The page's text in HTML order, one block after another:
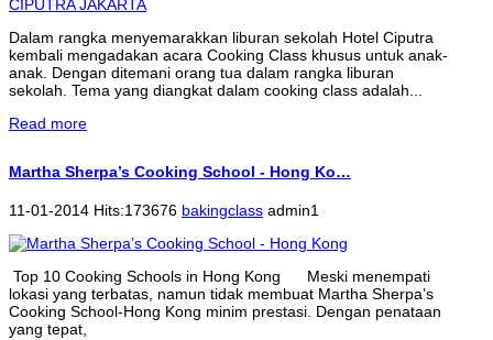
Dalam rangka menyemarakkan liburan sekolah Hotel Ciputra
kembali mengadakan acara Cooking Class khusus untuk anak-
anak. Dengan ditemani orang tua dalam rangka liburan
sekolah. Tema yang diangkat dalam cooking class adalah...
Read more
Martha Sherpa’s Cooking School - Hong Ko…
11-01-2014 Hits:173676 bakingclass admin1
Top 10 Cooking Schools in Hong Kong Meski menempati
lokasi yang terbatas, namun tidak membuat Martha Sherpa’s
Cooking School-Hong Kong minim prestasi. Dengan penataan
yang tepat,